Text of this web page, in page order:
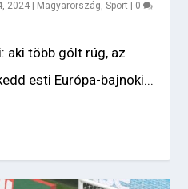
2024 Magyarország,Sport
0
aki több gólt rúg, az
esti Európa-bajnoki...